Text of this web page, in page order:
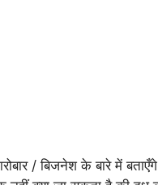
/ बिजनेश के बारे में